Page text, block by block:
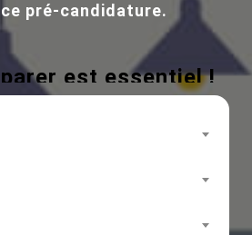
pré-candidature.
est essentiel !